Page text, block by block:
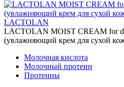
LACTOLAN
LACTOLAN MOIST CREAM for
(увлажняющий крем для сухой
Молочная кислота
Молочный протеин
Протеины